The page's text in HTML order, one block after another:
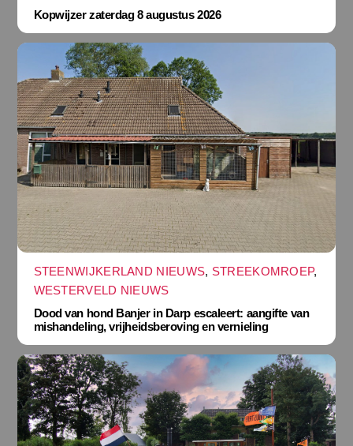
Kopwijzer zaterdag 8 augustus 2026
STEENWIJKERLAND NIEUWS, STREEKOMROEP,
WESTERVELD NIEUWS
Dood van hond Banjer in Darp escaleert: aangifte van
mishandeling, vrijheidsberoving en vernieling